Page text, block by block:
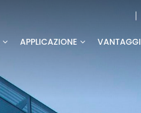
APPLICAZIONE VANTAGGI